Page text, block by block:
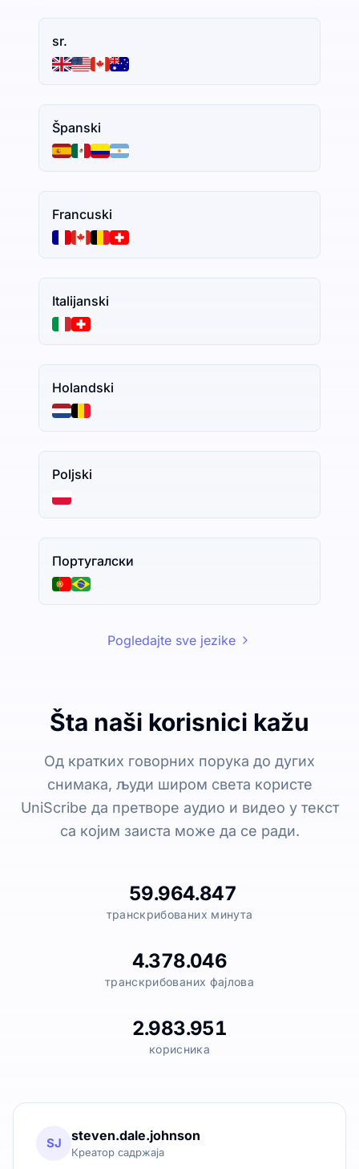
sr.
Španski
Francuski
Italijanski
Holandski
Poljski
Португалски
Pogledajte sve jezike
Šta naši korisnici kažu
Од кратких говорних порука до дугих
снимака, људи широм света користе
UniScribe да претворе аудио и видео у текст
са којим заиста може да се ради.
59.964.847
транскрибованих минута
4.378.046
транскрибованих фајлова
2.983.951
корисника
SJ steven.dale.johnson
Креатор садржаја